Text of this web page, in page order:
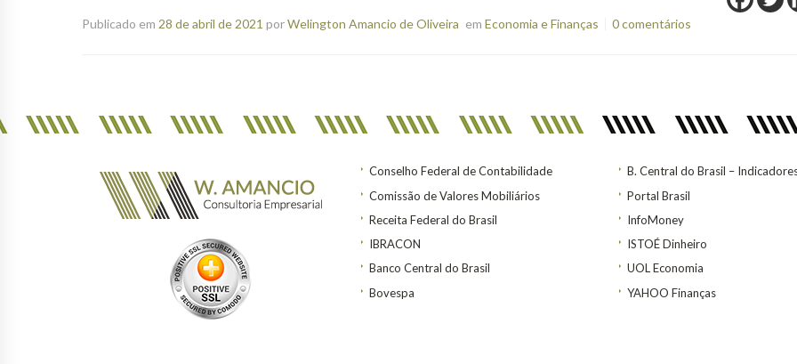
Publicado em 28 de abril de 2021 porWelington Amancio de Oliveira em Economia e Finanças 0 comentários
Conselho Federal de Contabilidade
Comissão de Valores Mobiliários
Receita Federal do Brasil
IBRACON
Banco Central do Brasil
Bovespa
B. Central do Brasil –
Portal Brasil
InfoMoney
ISTOÉ Dinheiro
UOL Economia
YAHOO Finanças